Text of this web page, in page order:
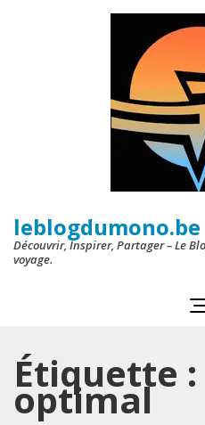
leblogdumono.be
Découvrir, Inspirer, Partager – Le
voyage.
Étiquette :
optimal